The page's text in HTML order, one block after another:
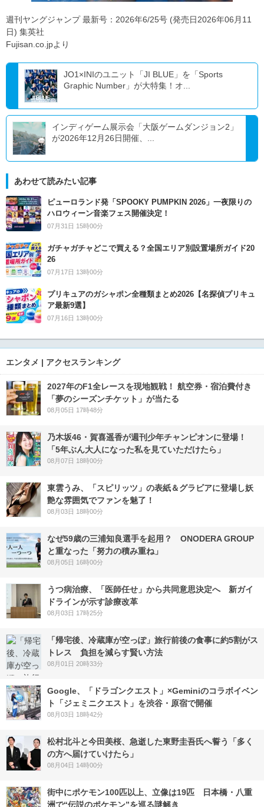
週刊ヤングジャンプ 最新号：2026年6/25号 (発売日2026年06月11
日) 集英社
Fujisan.co.jpより
JO1×INIのユニット「JI BLUE」を「Sports
Graphic Number」が大特集！オ...
インディゲーム展示会「大阪ゲームダンジョン2」
が2026年12月26日開催、...
あわせて読みたい記事
ピューロランド発「SPOOKY PUMPKIN 2026」一夜限りの
ハロウィーン音楽フェス開催決定！
07月31日 15時00分
ガチャガチャどこで買える？全国エリア別設置場所ガイド20
26
07月17日 13時00分
プリキュアのガシャポン全種類まとめ2026【名探偵プリキュ
ア最新9選】
07月16日 13時00分
エンタメ | アクセスランキング
2027年のF1全レースを現地観戦！ 航空券・宿泊費付き
「夢のシーズンチケット」が当たる
08月05日 17時48分
乃木坂46・賀喜遥香が週刊少年チャンピオンに登場！
「5年ぶん大人になった私を見ていただけたら」
08月07日 18時00分
東雲うみ、「スピリッツ」の表紙＆グラビアに登場し妖
艶な雰囲気でファンを魅了！
08月03日 18時00分
なぜ59歳の三浦知良選手を起用？ ONODERA GROUP
と重なった「努力の積み重ね」
08月05日 16時00分
うつ病治療、「医師任せ」から共同意思決定へ 新ガイ
ドラインが示す診療改革
08月03日 17時25分
「帰宅後、冷蔵庫が空っぽ」旅行前後の食事に約5割がス
トレス 負担を減らす賢い方法
08月01日 20時33分
Google、「ドラゴンクエスト」×Geminiのコラボイベン
ト「ジェミニクエスト」を渋谷・原宿で開催
08月03日 18時42分
松村北斗と今田美桜、急逝した東野圭吾氏へ誓う「多く
の方へ届けていけたら」
08月04日 14時00分
街中にポケモン100匹以上、立像は19匹 日本橋・八重
洲で“伝説のポケモン”を巡る謎解き